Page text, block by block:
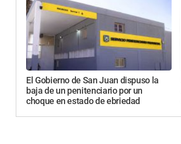
El Gobierno de San Juan dispuso la
baja de un penitenciario por un
choque en estado de ebriedad